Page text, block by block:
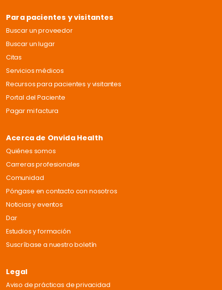
Para pacientes y visitantes
Buscar un proveedor
Buscar un lugar
Citas
Servicios médicos
Recursos para pacientes y visitantes
Portal del Paciente
Pagar mi factura
Acerca de Onvida Health
Quiénes somos
Carreras profesionales
Comunidad
Póngase en contacto con nosotros
Noticias y eventos
Dar
Estudios y formación
Suscríbase a nuestro boletín
Legal
Aviso de prácticas de privacidad